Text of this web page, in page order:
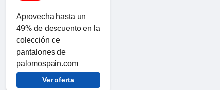
Aprovecha hasta un
49% de descuento en la
colección de
pantalones de
palomospain.com
Ver oferta